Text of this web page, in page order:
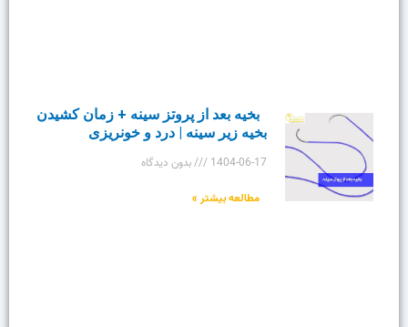
بخیه بعد از پروتز سینه + زمان کشیدن
بخیه زیر سینه | درد و خونریزی
1404-06-17
بدون دیدگاه
مطالعه بیشتر »